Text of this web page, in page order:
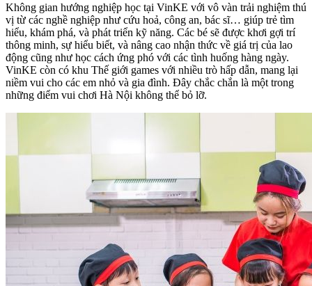
Không gian hướng nghiệp học tại VinKE với vô vàn trải nghiệm thú
vị từ các nghề nghiệp như cứu hoả, công an, bác sĩ… giúp trẻ tìm
hiểu, khám phá, và phát triển kỹ năng. Các bé sẽ được khơi gợi trí
thông minh, sự hiểu biết, và nâng cao nhận thức về giá trị của lao
động cũng như học cách ứng phó với các tình huống hàng ngày.
VinKE còn có khu Thế giới games với nhiều trò hấp dẫn, mang lại
niềm vui cho các em nhỏ và gia đình. Đây chắc chắn là một trong
những điểm vui chơi Hà Nội không thể bỏ lỡ.